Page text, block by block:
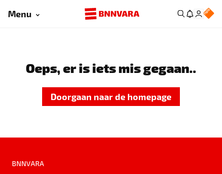
Menu
Oeps, er is iets mis gegaan..
Doorgaan naar de homepage
BNNVARA